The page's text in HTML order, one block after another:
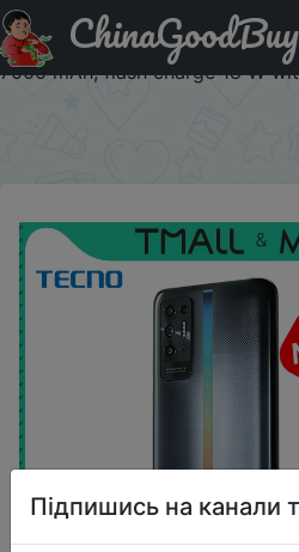
Промокод на знижку 1989/
Tecno Pova 2 4 + 64GB, Helio
7000 mAh, flash charge 18 W
ChinaGoodBuy
Підпишись на канали